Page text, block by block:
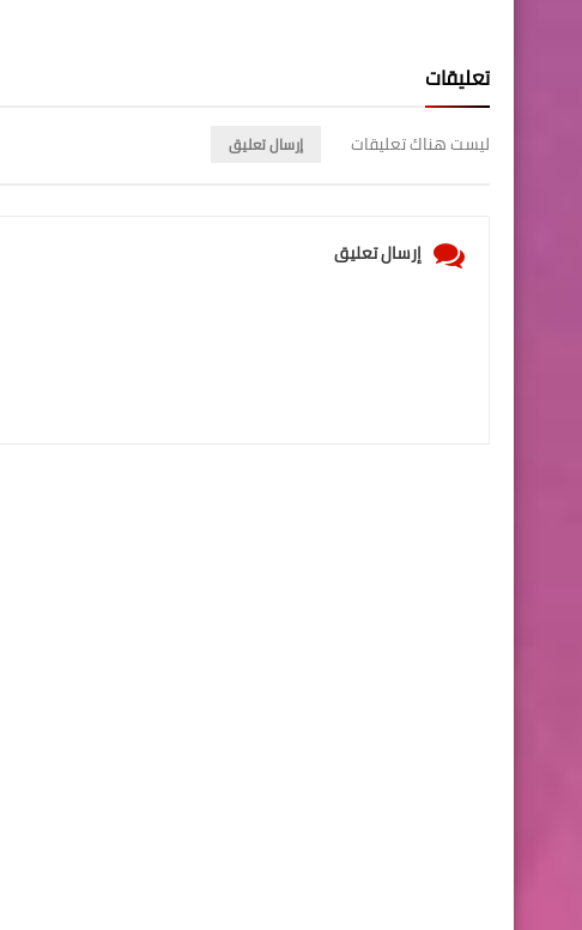
تعليقات
ليست هناك تعليقات إرسال تعليق
إرسال تعليق